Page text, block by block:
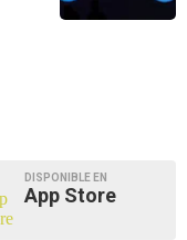
DISPONIBLE EN
App Store